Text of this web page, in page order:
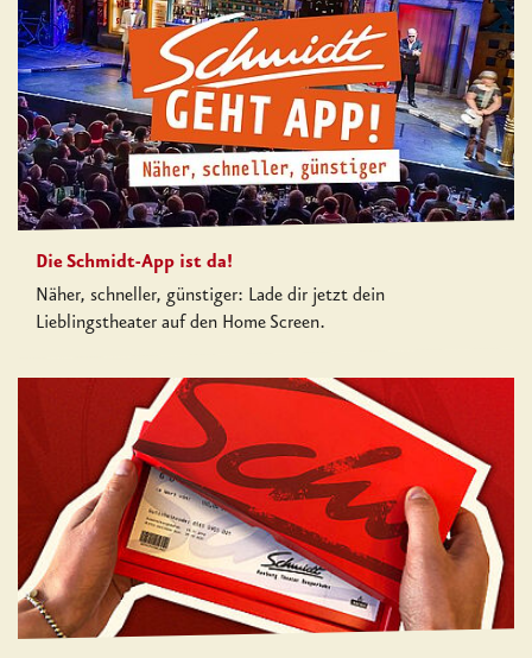
Die Schmidt-App ist da!
Näher, schneller, günstiger: Lade dir jetzt dein
Lieblingstheater auf den Home Screen.